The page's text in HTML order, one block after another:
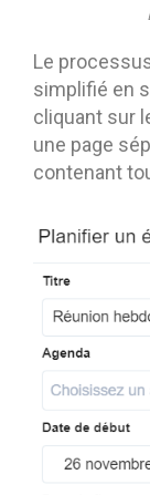
Le
simplifié en
cliquant sur
une page
contenant